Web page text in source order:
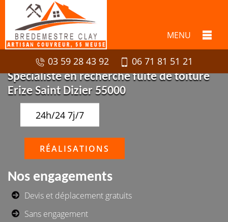
MENU
03 59 28 43 92
06 71 81 51 21
Spécialiste en recherche fuite de toiture
Erize Saint Dizier 55000
24h/24 7j/7
RÉALISATIONS
Nos engagements
Devis et déplacement gratuits
Sans engagement